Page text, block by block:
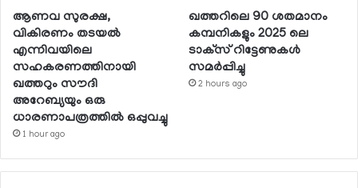
ആണവ സുരക്ഷ,
വികിരണം തടയല്‍
എന്നിവയിലെ
സഹകരണത്തിനായി
ഖത്തറും സൗദി
അറേബ്യയും ഒരു
ധാരണാപത്രത്തില്‍ ഒപ്പുവച്ചു
1 hour ago
ഖത്തറിലെ 90 ശതമാനം
കമ്പനികളും 2025 ലെ
ടാക്‌സ് റിട്ടേണുകള്‍
സമര്‍പ്പിച്ചു
2 hours ago